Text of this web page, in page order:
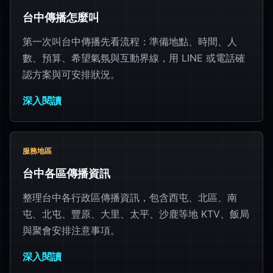
台中傳播怎麼叫
第一次叫台中傳播先看流程：準備地點、時間、人
數、預算、希望氣氛與互動界線，用 LINE 或電話確
認方案與可安排狀況。
深入閱讀
服務地區
台中各區傳播資訊
整理台中各行政區傳播資訊，包含西屯、北區、南
屯、北屯、豐原、大里、太平、沙鹿等地 KTV、飯局
與聚會安排注意事項。
深入閱讀